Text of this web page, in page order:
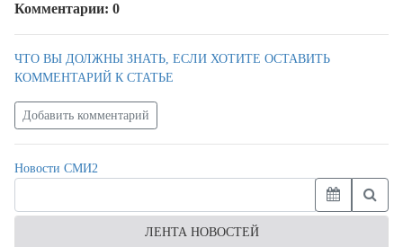
Комментарии: 0
ЧТО ВЫ ДОЛЖНЫ ЗНАТЬ, ЕСЛИ ХОТИТЕ ОСТАВИТЬ
КОММЕНТАРИЙ К СТАТЬЕ
Добавить комментарий
Новости СМИ2
ЛЕНТА НОВОСТЕЙ